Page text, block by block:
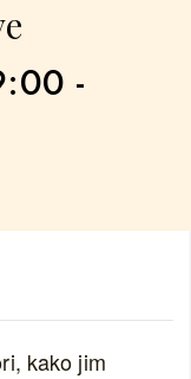
-
kako jim